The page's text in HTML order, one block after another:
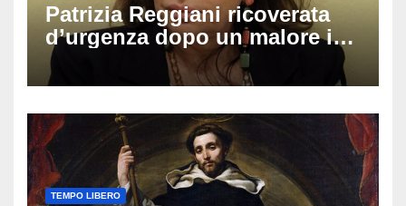
Patrizia Reggiani ricoverata
d’urgenza dopo un malore in
vacanza: come sta oggi l’ex
Lady Gucci
TEMPO LIBERO